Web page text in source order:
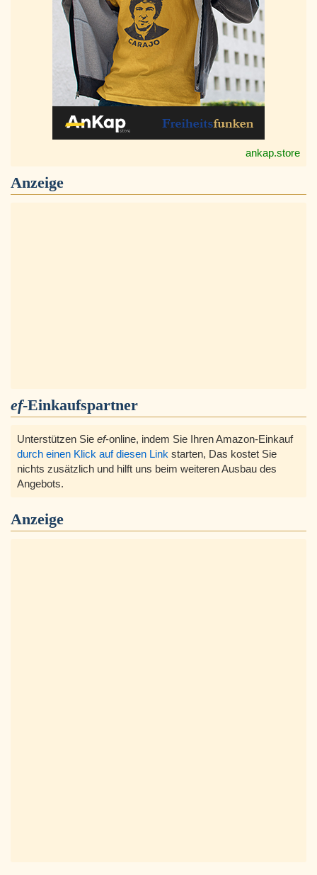
ankap.store
Anzeige
ef-Einkaufspartner
Unterstützen Sie ef-online, indem Sie Ihren Amazon-Einkauf
durch einen Klick auf diesen Link starten, Das kostet Sie
nichts zusätzlich und hilft uns beim weiteren Ausbau des
Angebots.
Anzeige